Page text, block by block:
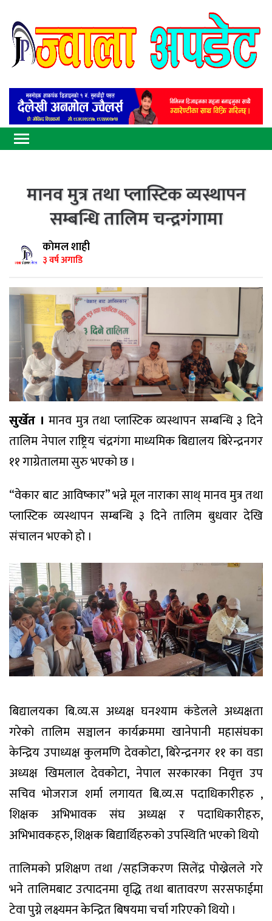
मानव मुत्र तथा प्लास्टिक व्यस्थापन
सम्बन्धि तालिम चन्द्रगंगामा
काेमल शाही
३ वर्ष अगाडि
सुर्खेत । मानव मुत्र तथा प्लास्टिक व्यस्थापन सम्बन्धि ३ दिने
तालिम नेपाल राष्ट्रिय चंद्रगंगा माध्यमिक बिद्यालय बिरेन्द्रनगर
११ गाग्रेतालमा सुरु भएकाे छ ।
“वेकार बाट आविष्कार” भन्ने मूल नाराका साथ् मानव मुत्र तथा
प्लास्टिक व्यस्थापन सम्बन्धि ३ दिने तालिम बुधवार देखि
संचालन भएको हाे ।
बिद्यालयका बि.व्य.स अध्यक्ष घनश्याम कंडेलले अध्यक्षता
गरेकाे तालिम सञ्चालन कार्यक्रममा खानेपानी महासंघका
केन्द्रिय उपाध्यक्ष कुलमणि देवकोटा, बिरेन्द्रनगर ११ का वडा
अध्यक्ष खिमलाल देवकोटा, नेपाल सरकारका निवृत्त उप
सचिव भोजराज शर्मा लगायत बि.व्य.स पदाधिकारीहरु ,
शिक्षक अभिभावक संघ अध्यक्ष र पदाधिकारीहरु,
अभिभावकहरु, शिक्षक बिद्यार्थिहरुको उपस्थिति भएको थियो
तालिमकाे प्रशिक्षण तथा /सहजिकरण सिलेंद्र पोख्रेलले गरे
भने तालिमबाट उत्पादनमा वृद्धि तथा बातावरण सरसफाईमा
टेवा पुग्ने लक्ष्यमन केन्द्रित बिषयमा चर्चा गरिएको थियो ।